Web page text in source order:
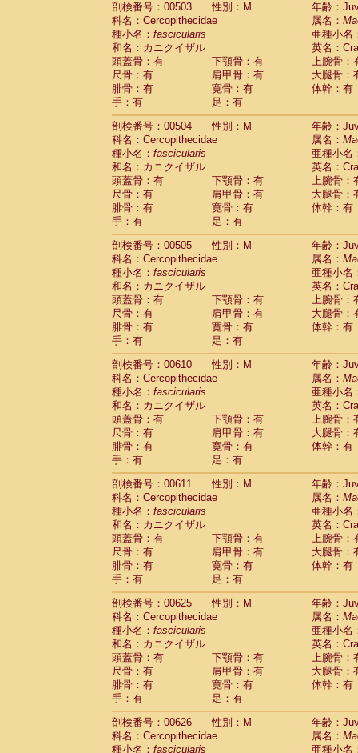
剖検番号：00503
性別：M
年齢：
科名：Cercopithecidae
属名：
種小名： fascicularis
亜種小名
和名：カニクイザル
英名：
頭蓋骨：有
下顎骨：有
上腕骨：
尺骨：有
肩甲骨：有
大腿骨：
腓骨：有
寛骨：有
体幹：有
手：有
足：有
剖検番号：00504
性別：M
年齢：
科名：Cercopithecidae
属名：
種小名： fascicularis
亜種小名
和名：カニクイザル
英名：
頭蓋骨：有
下顎骨：有
上腕骨：
尺骨：有
肩甲骨：有
大腿骨：
腓骨：有
寛骨：有
体幹：有
手：有
足：有
剖検番号：00505
性別：M
年齢：
科名：Cercopithecidae
属名：
種小名： fascicularis
亜種小名
和名：カニクイザル
英名：
頭蓋骨：有
下顎骨：有
上腕骨：
尺骨：有
肩甲骨：有
大腿骨：
腓骨：有
寛骨：有
体幹：有
手：有
足：有
剖検番号：00610
性別：M
年齢：
科名：Cercopithecidae
属名：
種小名： fascicularis
亜種小名
和名：カニクイザル
英名：
頭蓋骨：有
下顎骨：有
上腕骨：
尺骨：有
肩甲骨：有
大腿骨：
腓骨：有
寛骨：有
体幹：有
手：有
足：有
剖検番号：00611
性別：M
年齢：
科名：Cercopithecidae
属名：
種小名： fascicularis
亜種小名
和名：カニクイザル
英名：
頭蓋骨：有
下顎骨：有
上腕骨：
尺骨：有
肩甲骨：有
大腿骨：
腓骨：有
寛骨：有
体幹：有
手：有
足：有
剖検番号：00625
性別：M
年齢：
科名：Cercopithecidae
属名：
種小名： fascicularis
亜種小名
和名：カニクイザル
英名：
頭蓋骨：有
下顎骨：有
上腕骨：
尺骨：有
肩甲骨：有
大腿骨：
腓骨：有
寛骨：有
体幹：有
手：有
足：有
剖検番号：00626
性別：M
年齢：
科名：Cercopithecidae
属名：
種小名： fascicularis 亜種小名